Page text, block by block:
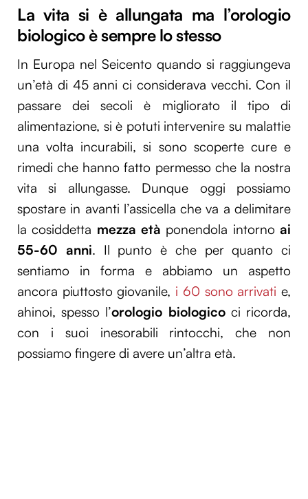
La vita si è allungata ma l’orologio
biologico è sempre lo stesso
In Europa nel Seicento quando si raggiungeva
un’età di 45 anni ci considerava vecchi. Con il
passare dei secoli è migliorato il tipo di
alimentazione, si è potuti intervenire su malattie
una volta incurabili, si sono scoperte cure e
rimedi che hanno fatto permesso che la nostra
vita si allungasse. Dunque oggi possiamo
spostare in avanti l’assicella che va a delimitare
la cosiddetta mezza età ponendola intornoai
55-60 anni. Il punto è che per quanto ci
sentiamo in forma e abbiamo un aspetto
ancora piuttosto giovanile, i 60 sono arrivati e,
ahinoi, spesso l’orologio biologicoci ricorda,
con i suoi inesorabili rintocchi, che non
possiamo fingere di avere un’altra età.